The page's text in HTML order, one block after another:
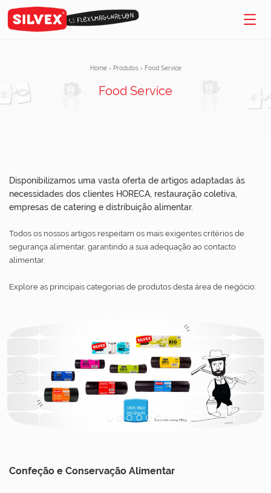
Home › Produtos › Food Service
Food Service
Disponibilizamos uma vasta oferta de artigos adaptadas às
necessidades dos clientes HORECA, restauração coletiva,
empresas de catering e distribuição alimentar.
Todos os nossos artigos respeitam os mais exigentes critérios de
segurança alimentar, garantindo a sua adequação ao contacto
alimentar.
Explore as principais categorias de produtos desta área de negócio:
1 2 3 4 5 6
Confeção e Conservação Alimentar